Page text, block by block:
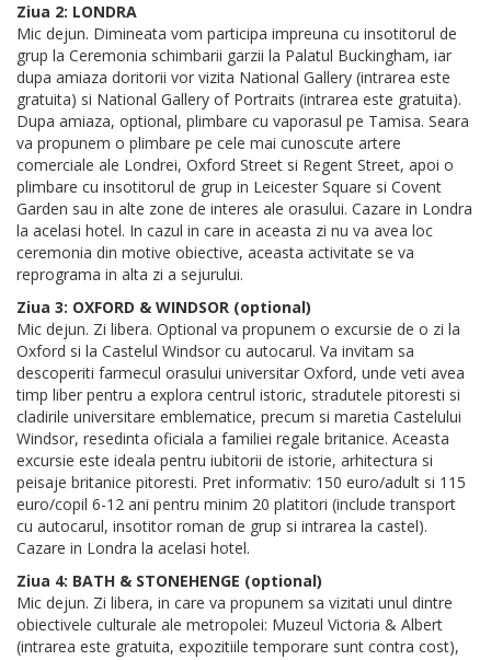
Ziua 2: LONDRA
Mic dejun. Dimineata vom participa impreuna cu insotitorul de
grup la Ceremonia schimbarii garzii la Palatul Buckingham, iar
dupa amiaza doritorii vor vizita National Gallery (intrarea este
gratuita) si National Gallery of Portraits (intrarea este gratuita).
Dupa amiaza, optional, plimbare cu vaporasul pe Tamisa. Seara
va propunem o plimbare pe cele mai cunoscute artere
comerciale ale Londrei, Oxford Street si Regent Street, apoi o
plimbare cu insotitorul de grup in Leicester Square si Covent
Garden sau in alte zone de interes ale orasului. Cazare in Londra
la acelasi hotel. In cazul in care in aceasta zi nu va avea loc
ceremonia din motive obiective, aceasta activitate se va
reprograma in alta zi a sejurului.
Ziua 3: OXFORD & WINDSOR (optional)
Mic dejun. Zi libera. Optional va propunem o excursie de o zi la
Oxford si la Castelul Windsor cu autocarul. Va invitam sa
descoperiti farmecul orasului universitar Oxford, unde veti avea
timp liber pentru a explora centrul istoric, stradutele pitoresti si
cladirile universitare emblematice, precum si maretia Castelului
Windsor, resedinta oficiala a familiei regale britanice. Aceasta
excursie este ideala pentru iubitorii de istorie, arhitectura si
peisaje britanice pitoresti. Pret informativ: 150 euro/adult si 115
euro/copil 6-12 ani pentru minim 20 platitori (include transport
cu autocarul, insotitor roman de grup si intrarea la castel).
Cazare in Londra la acelasi hotel.
Ziua 4: BATH & STONEHENGE (optional)
Mic dejun. Zi libera, in care va propunem sa vizitati unul dintre
obiectivele culturale ale metropolei: Muzeul Victoria & Albert
(intrarea este gratuita, expozitiile temporare sunt contra cost),